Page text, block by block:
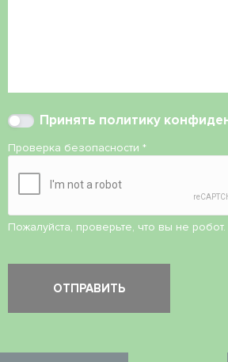
Принять политику
Проверка безопасности *
Пожалуйста, проверьте, что вы не робот.